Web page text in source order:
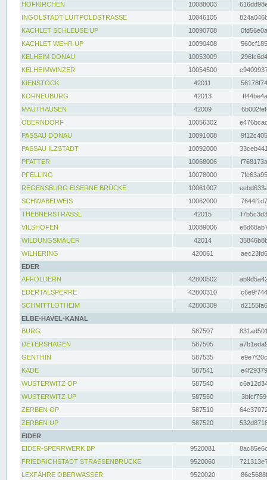
HOFKIRCHEN
10088003
INGOLSTADT LUITPOLDSTRASSE
10046105
KACHLET SCHLEUSE UP
10090708
KACHLET WEHR UP
10090408
KELHEIM DONAU
10053009
KELHEIMWINZER
10054500
KIENSTOCK
42011
KORNEUBURG
42013
MAUTHAUSEN
42009
OBERNDORF
10056302
PASSAU DONAU
10091008
PASSAU ILZSTADT
10092000
PFATTER
10068006
PFELLING
10078000
REGENSBURG EISERNE BRÜCKE
10061007
SCHWABELWEIS
10062000
THEBNERSTRASSL
42015
VILSHOFEN
10089006
WILDUNGSMAUER
42014
WILHERING
420061
EDER
AFFOLDERN
42800502
EDERTALSPERRE
42800310
SCHMITTLOTHEIM
42800309
ELBE-HAVEL-KANAL
BURG
587507
DETERSHAGEN
587505
GENTHIN
587535
KADE
587541
WUSTERWITZ OP
587540
WUSTERWITZ UP
587550
ZERBEN OP
587510
ZERBEN UP
587520
EIDER
EIDER-SPERRWERK BP
9520081
FRIEDRICHSTADT STRASSENBRÜCKE
9520060
LEXFÄHRE OBERWASSER
9520020